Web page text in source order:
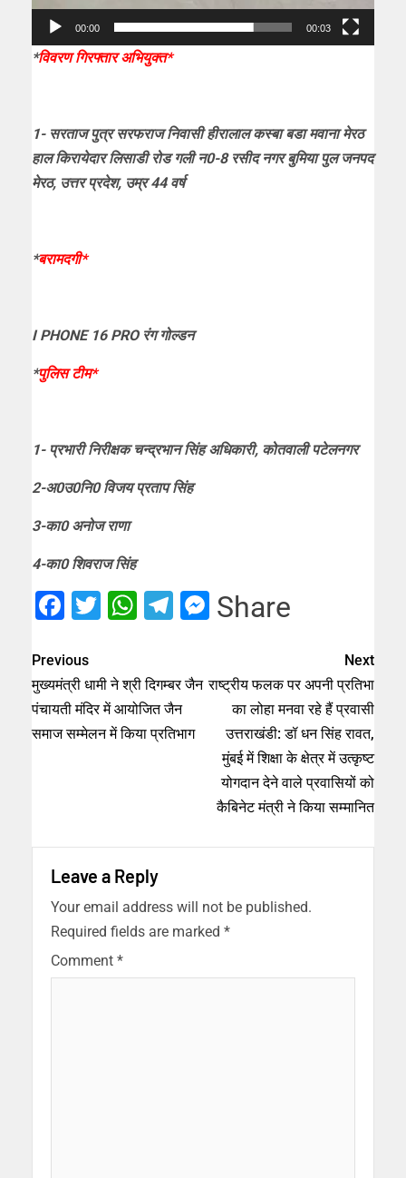
00:00 00:03
*विवरण गिरफ्तार अभियुक्त*
1- सरताज पुत्र सरफराज निवासी हीरालाल कस्बा बडा मवाना मेरठ
हाल किरायेदार लिसाडी रोड गली न0-8 रसीद नगर बुमिया पुल जनपद
मेरठ, उत्तर प्रदेश, उम्र 44 वर्ष
*बरामदगी*
I PHONE 16 PRO रंग गोल्डन
*पुलिस टीम*
1- प्रभारी निरीक्षक चन्द्रभान सिंह अधिकारी, कोतवाली पटेलनगर
2-अ0उ0नि0 विजय प्रताप सिंह
3-का0 अनोज राणा
4-का0 शिवराज सिंह
Facebook
Twitter
WhatsApp
Telegram
Messenger
Share
Previous
मुख्यमंत्री धामी ने श्री दिगम्बर जैन
पंचायती मंदिर में आयोजित जैन
समाज सम्मेलन में किया प्रतिभाग
Next
राष्ट्रीय फलक पर अपनी प्रतिभा
का लोहा मनवा रहे हैं प्रवासी
उत्तराखंडी: डॉ धन सिंह रावत,
मुंबई में शिक्षा के क्षेत्र में उत्कृष्ट
योगदान देने वाले प्रवासियों को
कैबिनेट मंत्री ने किया सम्मानित
Leave a Reply
Your email address will not be published.
Required fields are marked *
Comment *